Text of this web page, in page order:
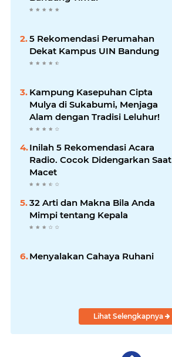
5 Rekomendasi Perumahan
Dekat Kampus UIN Bandung
Kampung Kasepuhan Cipta
Mulya di Sukabumi, Menjaga
Alam dengan Tradisi Leluhur!
Inilah 5 Rekomendasi Acara
Radio. Cocok Didengarkan Saat
Macet
32 Arti dan Makna Bila Anda
Mimpi tentang Kepala
Menyalakan Cahaya Ruhani
Lihat Selengkapnya